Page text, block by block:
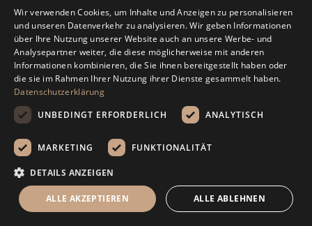
039292 599878
info@zierkiesundsplitt.de
Kontaktformular
INSPIRATION
Wir verwenden Cookies, um Inhalte und Anzeigen zu personalisieren
und unseren Datenverkehr zu analysieren. Wir geben Informationen
über Ihre Nutzung unserer Website auch an unsere Werbe- und
Analysepartner weiter, die diese möglicherweise mit anderen
Informationen kombinieren, die Sie ihnen bereitgestellt haben oder
die sie im Rahmen Ihrer Nutzung ihrer Dienste gesammelt haben.
Datenschutzerklärung
UNBEDINGT ERFORDERLICH
ANALYTISCH
MARKETING FUNKTIONALITÄT
DETAILS ANZEIGEN
ALLE AKZEPTIEREN ALLE ABLEHNEN